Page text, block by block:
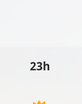
23h